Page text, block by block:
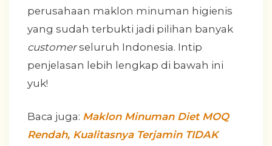
perusahaan maklon minuman higienis
yang sudah terbukti jadi pilihan banyak
customerseluruh Indonesia. Intip
penjelasan lebih lengkap di bawah ini
yuk!
Baca juga: Maklon Minuman Diet MOQ
Rendah, Kualitasnya Terjamin TIDAK